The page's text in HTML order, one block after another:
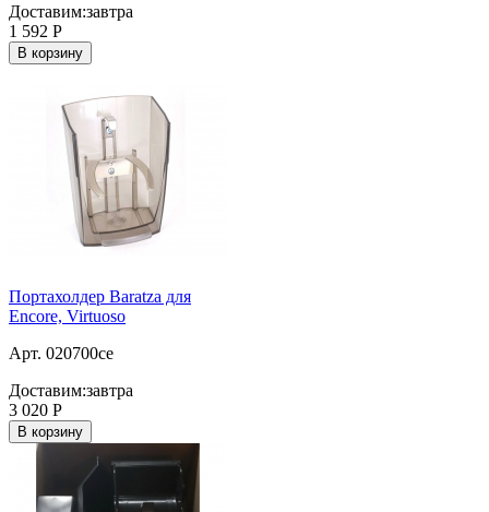
Доставим:завтра
1 592 Р
В корзину
Портахолдер Baratza для
Encore, Virtuoso
Арт. 020700ce
Доставим:завтра
3 020 Р
В корзину